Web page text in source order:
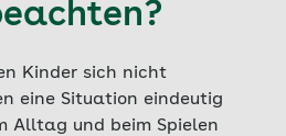
Kinder sich nicht
eine Situation eindeutig
Alltag und beim Spielen